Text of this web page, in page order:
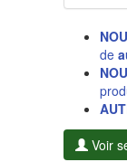
de
Voir